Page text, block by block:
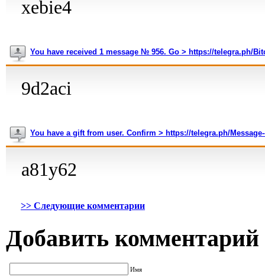
xebie4
You have received 1 message № 956. Go > https://telegra.ph/
9d2aci
You have a gift from user. Confirm > https://telegra.ph/
a81y62
>> Следующие комментарии
Добавить комментарий
Имя